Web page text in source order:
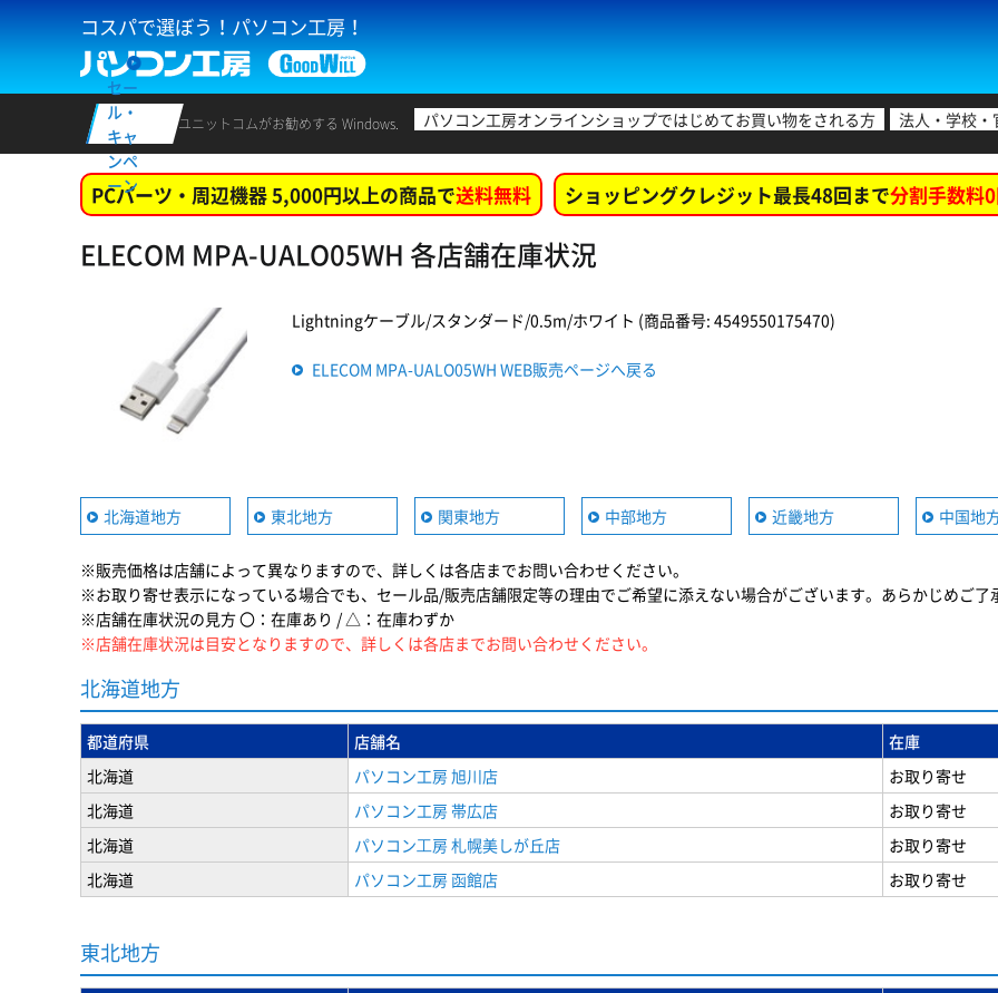
コスパで選ぼう！パソコン工房！
セー
ル・
キャ
ンペ
ーン
ユニットコムがお勧めする Windows. パソコン工房オンラインショップではじめてお買い物をされる方 法人・学校
PCパーツ・周辺機器 5,000円以上の商品で送料無料 ショッピングクレジット最長48回まで分割手数料
ELECOM MPA-UALO05WH 各店舗在庫状況
Lightningケーブル/スタンダード/0.5m/ホワイト (商品番号: 4549550175470)
ELECOM MPA-UALO05WH WEB販売ページへ戻る
北海道地方 東北地方 関東地方 中部地方 近畿地方 中国地
※販売価格は店舗によって異なりますので、詳しくは各店までお問い合わせください。
※お取り寄せ表示になっている場合でも、セール品/販売店舗限定等の理由でご希望に添えない場合がございます。あらかじめご了
※店舗在庫状況の見方 〇：在庫あり / △：在庫わずか
※店舗在庫状況は目安となりますので、詳しくは各店までお問い合わせください。
北海道地方
都道府県 店舗名
在庫
北海道
パソコン工房 旭川店
お取り寄せ
北海道
パソコン工房 帯広店
お取り寄せ
北海道
パソコン⼯房 札幌美しが丘店
お取り寄せ
北海道
パソコン工房 函館店 お取り寄せ
東北地方